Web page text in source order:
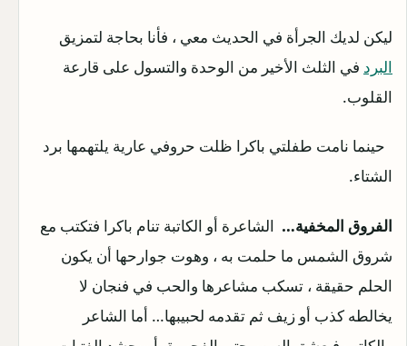
ليكن لديك الجرأة في الحديث معي ، فأنا بحاجة لتمزيق
البرد في الثلث الأخير من الوحدة والتسول على قارعة
القلوب.
حينما نامت طفلتي باكرا ظلت حروفي عارية يلتهمها برد
الشتاء.
الفروق المخفية… الشاعرة أو الكاتبة تنام باكرا فتكتب مع
شروق الشمس ما حلمت به ، وهوت جوارحها أن يكون
الحلم حقيقة ، تسكب مشاعرها والحب في فنجان لا
يخالطه كذب أو زيف ثم تقدمه لحبيبها… أما الشاعر